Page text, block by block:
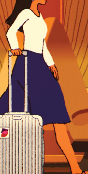
臻礼指南
出行伴侣
缤纷旅程